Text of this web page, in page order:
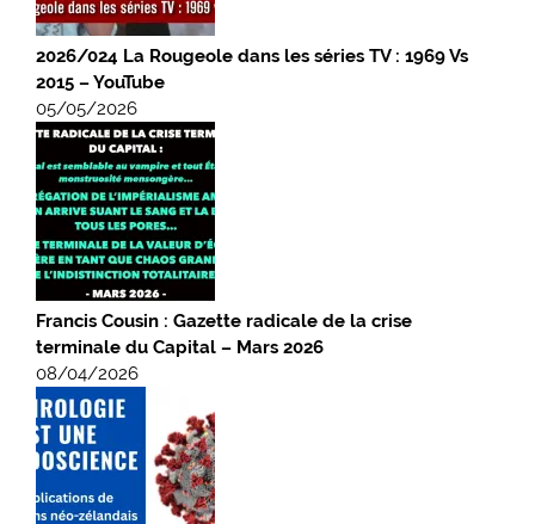
2026/024 La Rougeole dans les séries TV : 1969 Vs
2015 – YouTube
05/05/2026
Francis Cousin : Gazette radicale de la crise
terminale du Capital – Mars 2026
08/04/2026